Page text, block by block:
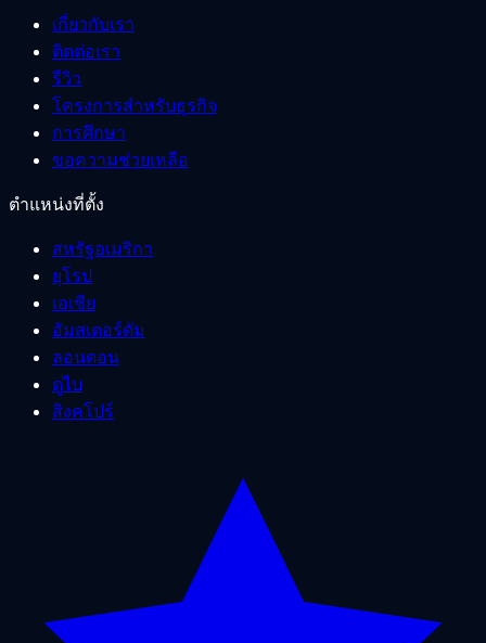
เกี่ยวกับเรา
ติดต่อเรา
รีวิว
โครงการสำหรับธุรกิจ
การศึกษา
ขอความช่วยเหลือ
ตำแหน่งที่ตั้ง
สหรัฐอเมริกา
ยุโรป
เอเชีย
อัมสเตอร์ดัม
ลอนดอน
ดูไบ
สิงคโปร์